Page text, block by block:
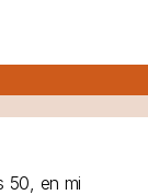
50, en mi